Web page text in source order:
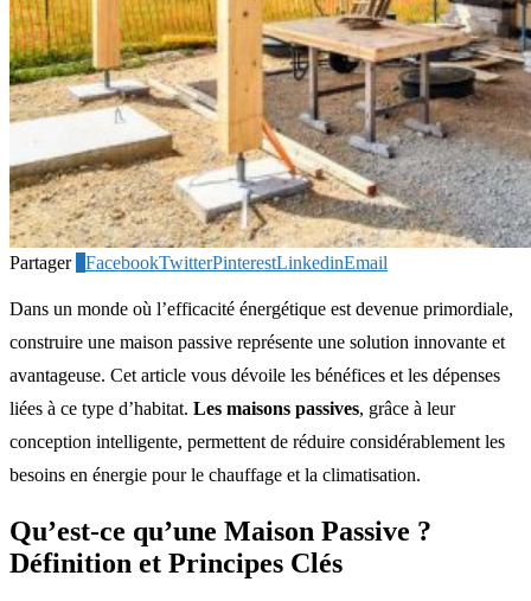
Partager FacebookTwitterPinterestLinkedinEmail
Dans un monde où l’efficacité énergétique est devenue primordiale,
construire une maison passive représente une solution innovante et
avantageuse. Cet article vous dévoile les bénéfices et les dépenses
liées à ce type d’habitat. Les maisons passives, grâce à leur
conception intelligente, permettent de réduire considérablement les
besoins en énergie pour le chauffage et la climatisation.
Qu’est-ce qu’une Maison Passive ?
Définition et Principes Clés